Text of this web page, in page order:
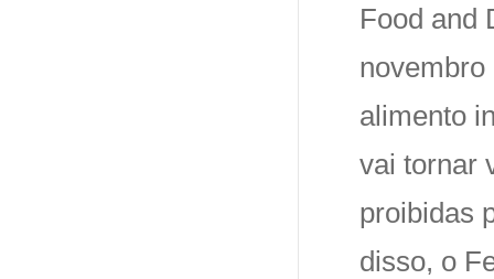
Food and
novembro
alimento
vai tornar
proibidas
disso, o